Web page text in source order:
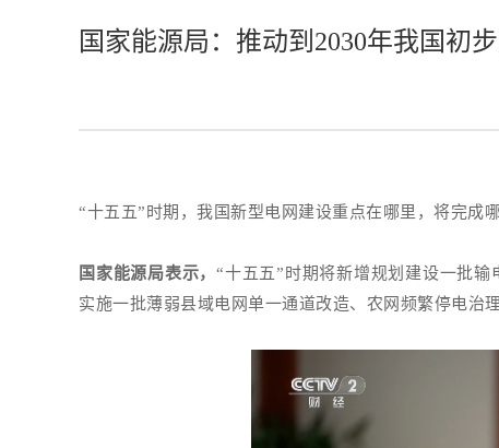
国家能源局：推动到2030年我国初
“十五五”时期，我国新型电网建设重点在哪里，将完成
国家能源局表示，“十五五”时期将新增规划建设一批
实施一批薄弱县域电网单一通道改造、农网频繁停电治